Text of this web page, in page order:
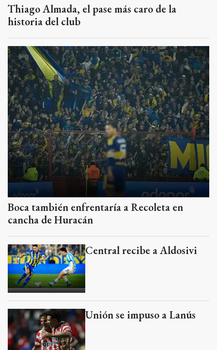
Thiago Almada, el pase más caro de la
historia del club
Boca también enfrentaría a Recoleta en
cancha de Huracán
Central recibe a Aldosivi
Unión se impuso a Lanús